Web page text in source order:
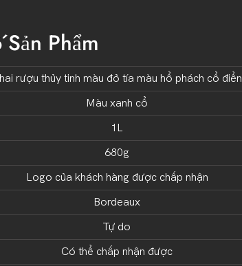
Phẩm
rượu thủy tinh màu đỏ tía màu hổ phách cổ điển
Màu xanh cổ
1L
680g
Logo của khách hàng được chấp nhận
Bordeaux
Tự do
Có thể chấp nhận được